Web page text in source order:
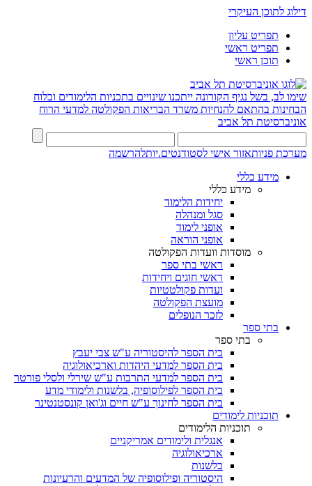
דילוג לתוכן העיקרי
תפריט עליון
תפריט ראשי
תוכן ראשי
שימו לב, בשל נגיף הקורונה ייתכנו שינויים בתכניות הלימודים ובלוח
הבחינות בהתאם להנחיות משרד הבריאות הפקולטה למדעי הרוח
אוניברסיטת תל אביב
מערכת פניותאזור אישי לסטודנטים.יותלהרשמה
מידע כללי
מידע כללי
יחידות הלימוד
סגל ומנהלה
אופני לימוד
אופני הוראה
מוסדות וועדות הפקולטה
ראשי בתי ספר
ראשי חוגים ויחידות
ועדות פקולטטיות
מועצת הפקולטה
לזכר הנופלים
בתי ספר
בתי ספר
בית הספר להיסטוריה ע"ש צבי יעבץ
בית הספר למדעי היהדות וארכיאולוגיה
בית הספר למדעי התרבות ע"ש שירלי ולסלי פורטר
בית הספר לפילוסופיה, בלשנות ולימודי מדע
בית הספר לחינוך ע"ש חיים וג'ואן קונסטנטינר
תוכניות לימודים
תוכניות הלימודים
אנגלית ולימודים אמריקניים
ארכיאולוגיה
בלשנות
היסטוריה ופילוסופיה של המדעים והרעיונות